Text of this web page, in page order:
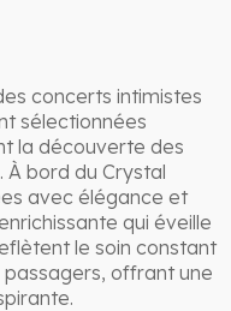
concerts intimistes
sélectionnées
la découverte des
À bord du Crystal
avec élégance et
qui éveille
le soin constant
offrant une